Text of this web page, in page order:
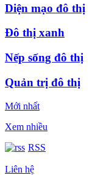
Diện mạo đô thị
Đô thị xanh
Nếp sống đô thị
Quản trị đô thị
Mới nhất
Xem nhiều
RSS
Liên hệ